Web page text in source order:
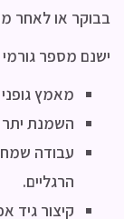
בבוקר או לאחר
ישנם מספר
מאמץ
השמנת
עבודה
הרגליים.
קיצור גיד